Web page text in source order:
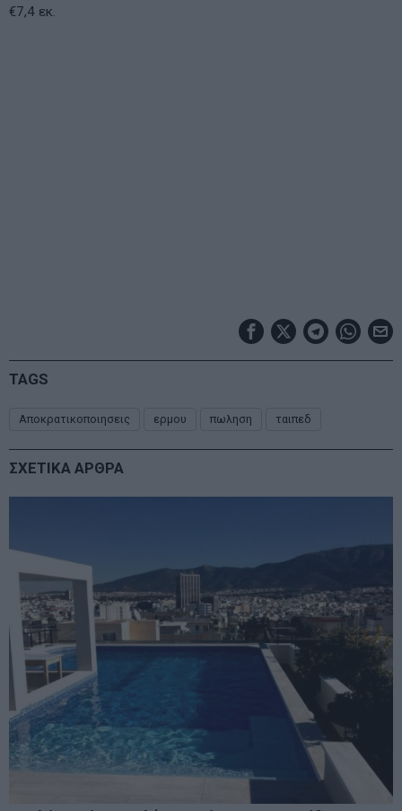
€7,4 εκ.
TAGS
Αποκρατικοποιησεις ερμου πωληση ταιπεδ
ΣΧΕΤΙΚΑ ΑΡΘΡΑ